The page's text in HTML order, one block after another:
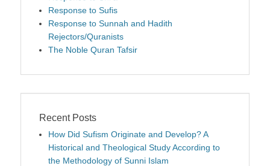
Response to Sufis
Response to Sunnah and Hadith
Rejectors/Quranists
The Noble Quran Tafsir
Recent Posts
How Did Sufism Originate and Develop? A
Historical and Theological Study According to
the Methodology of Sunni Islam